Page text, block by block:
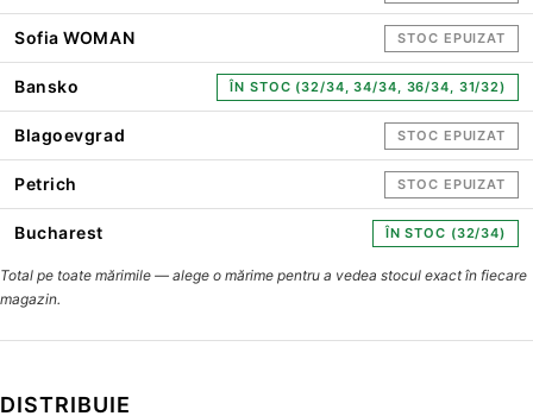
Sofia WOMAN STOC EPUIZAT
Bansko ÎN STOC (32/34, 34/34, 36/34, 31/32)
Blagoevgrad STOC EPUIZAT
Petrich STOC EPUIZAT
Bucharest ÎN STOC (32/34)
Total pe toate mărimile — alege o mărime pentru a vedea stocul exact în fiecare
magazin.
DISTRIBUIE